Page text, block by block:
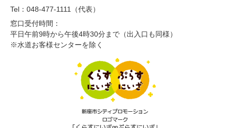
Tel：048-477-1111（代表）
窓口受付時間：
平日午前9時から午後4時30分まで（出入口も同様）
※水道お客様センターを除く